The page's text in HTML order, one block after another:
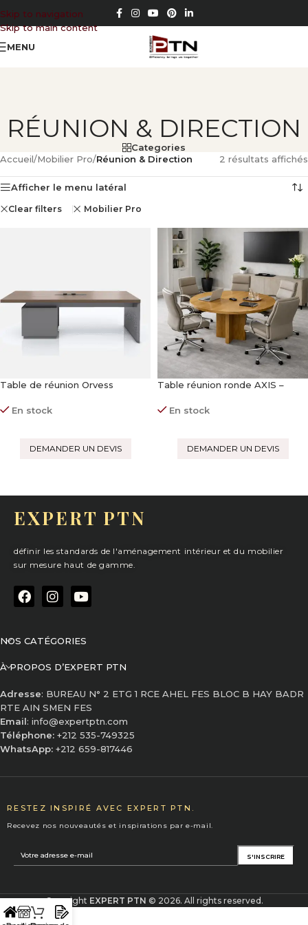
Skip to navigation
Skip to main content
MENU
RÉUNION & DIRECTION
Categories
Accueil/Mobilier Pro/Réunion & Direction 2 résultats affichés
Afficher le menu latéral
Clear filters Mobilier Pro
Table de réunion Orvess
En stock
DEMANDER UN DEVIS
Table réunion ronde AXIS –
En stock
DEMANDER UN DEVIS
EXPERT PTN
définir les standards de l'aménagement intérieur et du mobilier
sur mesure haut de gamme.
NOS CATÉGORIES
À PROPOS D’EXPERT PTN
Adresse: BUREAU N° 2 ETG 1 RCE AHEL FES BLOC B HAY BADR
RTE AIN SMEN FES
Email: info@expertptn.com
Téléphone: +212 535-749325
WhatsApp: +212 659-817446
RESTEZ INSPIRÉ AVEC EXPERT PTN.
Recevez nos nouveautés et inspirations par e-mail.
Copyright EXPERT PTN © 2026. All rights reserved.